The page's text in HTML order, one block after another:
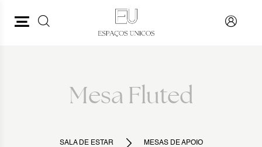
Mesa Fluted
SALA DE ESTAR MESAS DE APOIO
PESQUISAR